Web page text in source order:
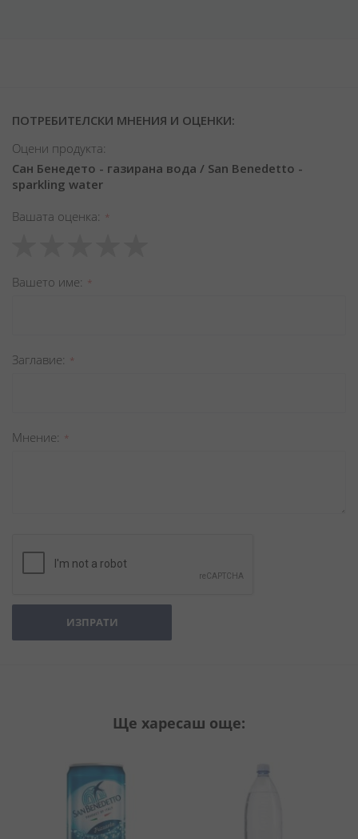
ПОТРЕБИТЕЛСКИ МНЕНИЯ И ОЦЕНКИ:
Оцени продукта:
Сан Бенедето - газирана вода / San Benedetto -
sparkling water
Вашата оценка
star
stars
stars
stars
stars
Вашето име
Заглавиe
Мнение
ИЗПРАТИ
Ще харесаш още: